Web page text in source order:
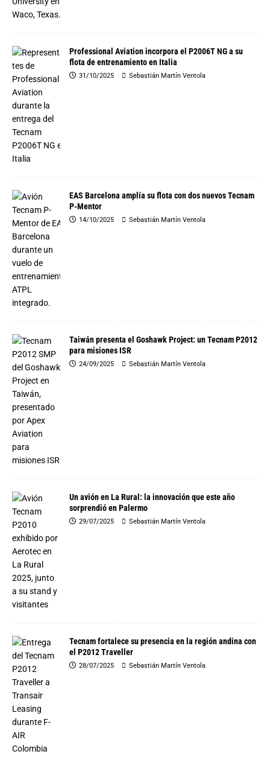
Professional Aviation incorpora el P2006T NG a su
flota de entrenamiento en Italia
31/10/2025 Sebastián Martín Ventola
EAS Barcelona amplía su flota con dos nuevos Tecnam
P-Mentor
14/10/2025 Sebastián Martín Ventola
Taiwán presenta el Goshawk Project: un Tecnam P2012
para misiones ISR
24/09/2025 Sebastián Martín Ventola
Un avión en La Rural: la innovación que este año
sorprendió en Palermo
29/07/2025 Sebastián Martín Ventola
Tecnam fortalece su presencia en la región andina con
el P2012 Traveller
28/07/2025 Sebastián Martín Ventola